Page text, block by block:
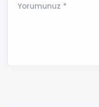
Yorumunuz *